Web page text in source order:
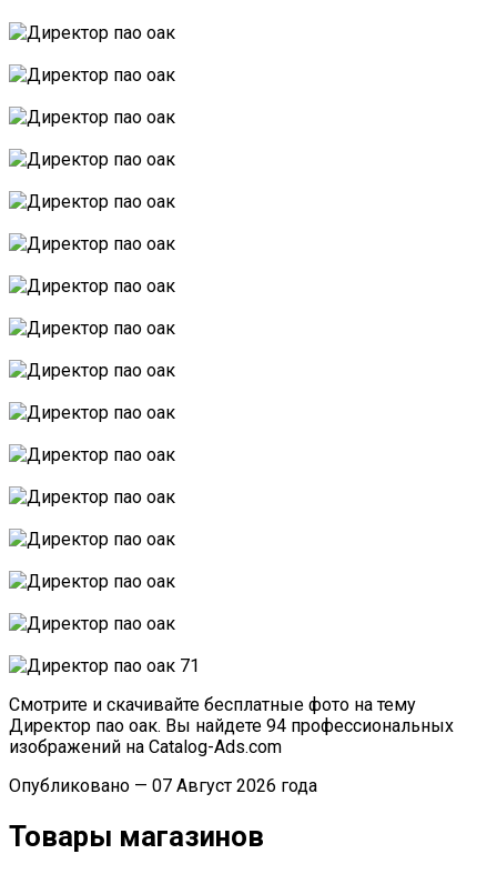
Смотрите и скачивайте бесплатные фото на тему
Директор пао оак. Вы найдете 94 профессиональных
изображений на Catalog-Ads.com
Опубликовано — 07 Август 2026 года
Товары магазинов